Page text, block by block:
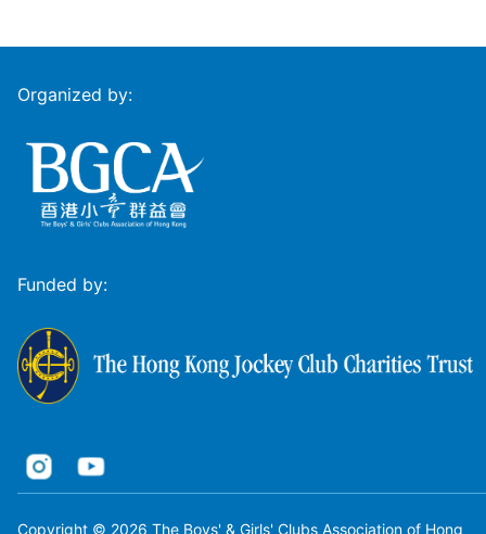
Organized by:
Funded by:
Copyright © 2026 The Boys' & Girls' Clubs Association of Hong